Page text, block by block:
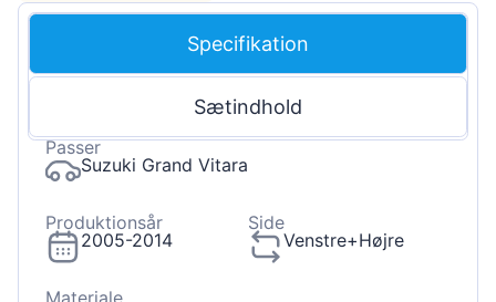
Specifikation
Sætindhold
Passer
Suzuki Grand Vitara
Produktionsår
2005-2014
Side
Venstre+Højre